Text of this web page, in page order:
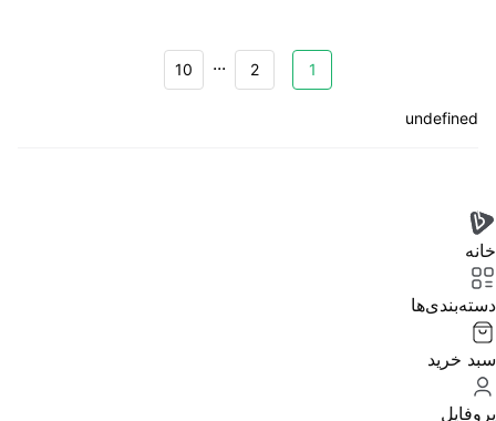
1
2
...
10
undefined
خانه
دسته‌بندی‌‌ها
سبد خرید
پروفایل